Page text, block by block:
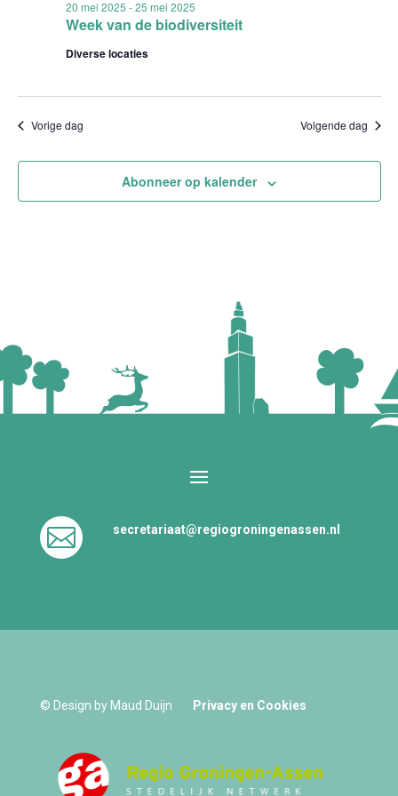
Week van de biodiversiteit
20 mei 2025 -25 mei 2025
Diverse locaties
Vorige dag Volgende dag
Abonneer op kalender
 secretariaat@regiogroningenassen.nl
© Design by Maud Duijn Privacy en Cookies